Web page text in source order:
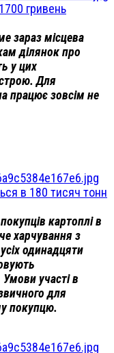
гривень
зараз місцева
ділянок про
у цих
Для
працює зовсім не
в 180 тисяч тонн
картоплі в
харчування з
одинадцяти
участі в
для
покупцю.